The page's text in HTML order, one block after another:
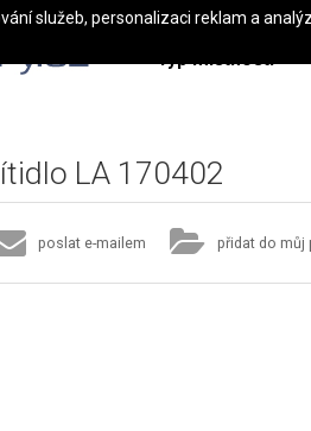
Typ místnosti
LA 170402
poslat e-mailem přidat do můj
služeb, personalizaci reklam a